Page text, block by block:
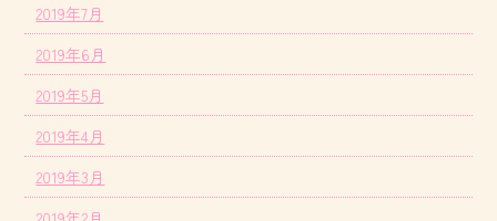
2019年7月
2019年6月
2019年5月
2019年4月
2019年3月